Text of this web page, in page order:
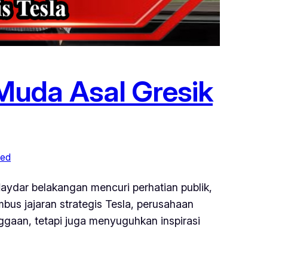
Asal Gresik
belakangan mencuri perhatian publik,
jajaran strategis Tesla, perusahaan
tetapi juga menyuguhkan inspirasi